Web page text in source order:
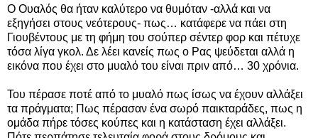
Ο Ουαλός θα ήταν καλύτερο να θυμόταν -αλλά και να
εξηγήσει στους νεότερους- πως… κατάφερε να πάει στη
Γιουβέντους με τη φήμη του σούπερ σέντερ φορ και πέτυχε
τόσα λίγα γκολ. Δε λέει κανείς πως ο Ρας ψεύδεται αλλά η
εικόνα που έχει στο μυαλό του είναι πριν από… 30 χρόνια.
Του πέρασε ποτέ από το μυαλό πως ίσως να έχουν αλλάξει
τα πράγματα; Πως πέρασαν ένα σωρό παικταράδες, πως η
ομάδα πήρε τόσες κούπες και η κατάσταση έχει αλλάξει.